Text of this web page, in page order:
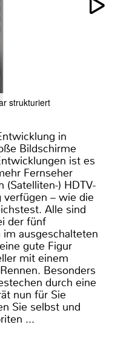
strukturiert
in
Bildschirme
ist es
Fernseher
(Satelliten-) HDTV-
verfügen – wie die
Alle sind
der fünf
ausgeschalteten
gute Figur
mit einem
Besonders
durch eine
nun für Sie
Sie selbst und
...